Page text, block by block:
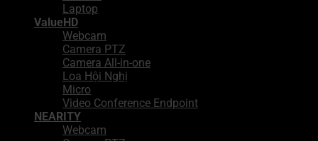
Laptop
ValueHD
Webcam
Camera PTZ
Camera All-in-one
Loa Hội Nghị
Micro
Video Conference Endpoint
NEARITY
Webcam